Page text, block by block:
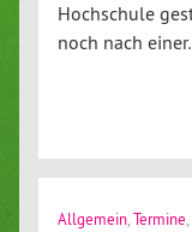
Hochschule
noch nach
Allgemein Termine